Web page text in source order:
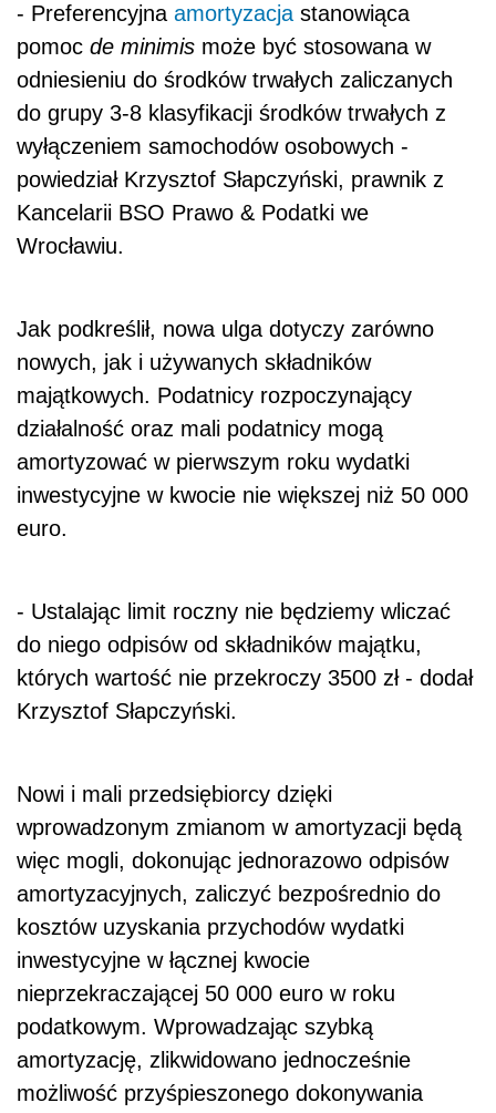
- Preferencyjna amortyzacja stanowiąca
pomoc de minimis może być stosowana w
odniesieniu do środków trwałych zaliczanych
do grupy 3-8 klasyfikacji środków trwałych z
wyłączeniem samochodów osobowych -
powiedział Krzysztof Słapczyński, prawnik z
Kancelarii BSO Prawo & Podatki we
Wrocławiu.
Jak podkreślił, nowa ulga dotyczy zarówno
nowych, jak i używanych składników
majątkowych. Podatnicy rozpoczynający
działalność oraz mali podatnicy mogą
amortyzować w pierwszym roku wydatki
inwestycyjne w kwocie nie większej niż 50 000
euro.
- Ustalając limit roczny nie będziemy wliczać
do niego odpisów od składników majątku,
których wartość nie przekroczy 3500 zł - dodał
Krzysztof Słapczyński.
Nowi i mali przedsiębiorcy dzięki
wprowadzonym zmianom w amortyzacji będą
więc mogli, dokonując jednorazowo odpisów
amortyzacyjnych, zaliczyć bezpośrednio do
kosztów uzyskania przychodów wydatki
inwestycyjne w łącznej kwocie
nieprzekraczającej 50 000 euro w roku
podatkowym. Wprowadzając szybką
amortyzację, zlikwidowano jednocześnie
możliwość przyśpieszonego dokonywania